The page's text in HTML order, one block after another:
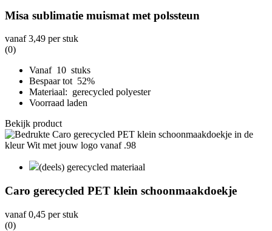
Misa sublimatie muismat met polssteun
vanaf3,49 per stuk
(0)
Vanaf 10 stuks
Bespaar tot 52%
Materiaal: gerecycled polyester
Voorraad laden
Bekijk product
(deels) gerecycled materiaal
Caro gerecycled PET klein schoonmaakdoekje
vanaf0,45 per stuk
(0)